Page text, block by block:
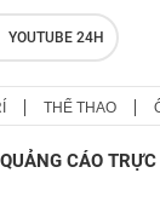
YOUTUBE 24H
THỂ THAO
CÁO